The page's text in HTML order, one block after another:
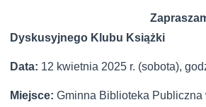
Dyskusyjnego Klubu Książki
Data: 12 kwietnia 2025 r. (sobota),
Miejsce:Gminna Biblioteka Publiczna